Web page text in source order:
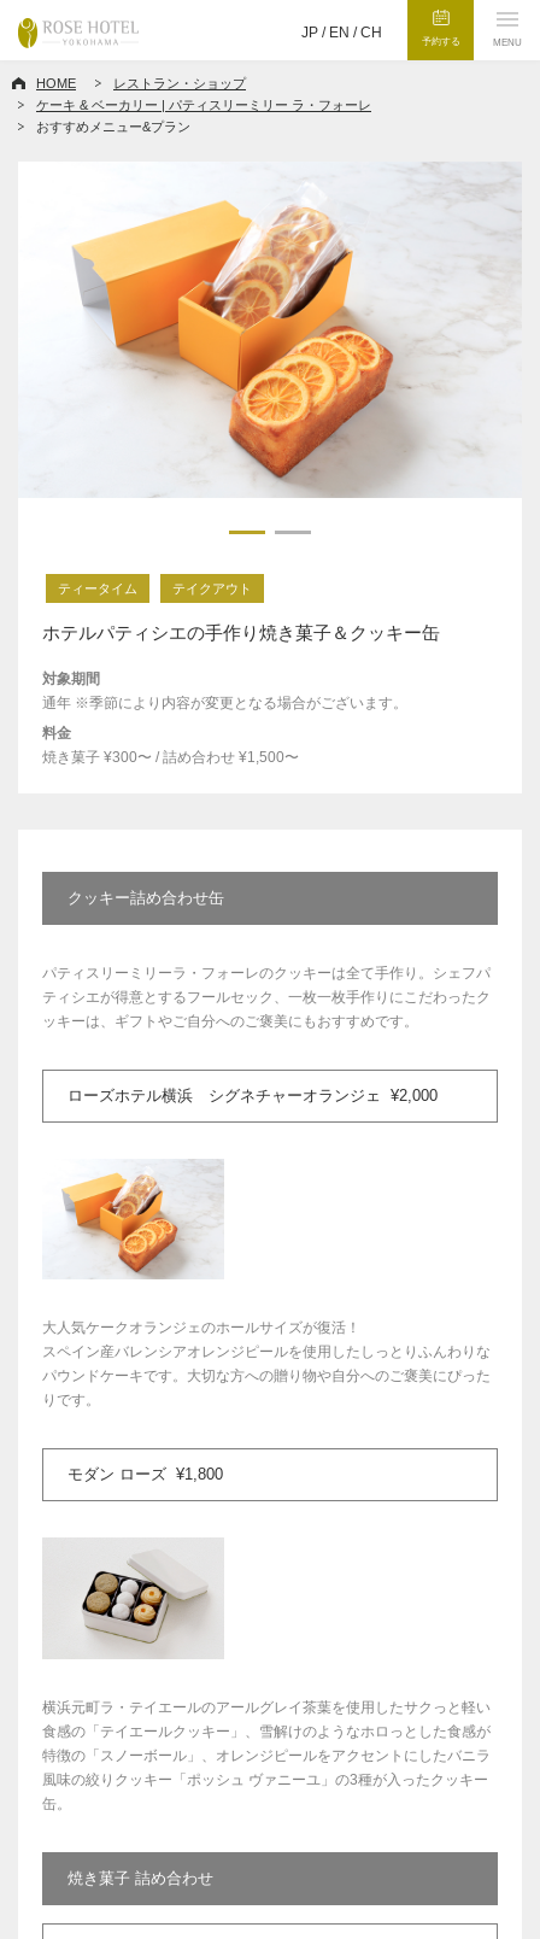
JP / EN /CH
予約する MENU
HOME
レストラン・ショップ
ケーキ & ベーカリー | パティスリーミリー ラ・フォーレ
おすすめメニュー&プラン
ティータイム テイクアウト
ホテルパティシエの手作り焼き菓子＆クッキー缶
対象期間
通年 ※季節により内容が変更となる場合がございます。
料金
焼き菓子 ¥300〜 / 詰め合わせ ¥1,500〜
クッキー詰め合わせ缶
パティスリーミリーラ・フォーレのクッキーは全て手作り。シェフパ
ティシエが得意とするフールセック、一枚一枚手作りにこだわったク
ッキーは、ギフトやご自分へのご褒美にもおすすめです。
ローズホテル横浜 シグネチャーオランジェ ¥2,000
大人気ケークオランジェのホールサイズが復活！
スペイン産バレンシアオレンジピールを使用したしっとりふんわりな
パウンドケーキです。大切な方への贈り物や自分へのご褒美にぴった
りです。
モダン ローズ ¥1,800
横浜元町ラ・テイエールのアールグレイ茶葉を使用したサクっと軽い
食感の「テイエールクッキー」、雪解けのようなホロっとした食感が
特徴の「スノーボール」、オレンジピールをアクセントにしたバニラ
風味の絞りクッキー「ポッシュ ヴァニーユ」の3種が入ったクッキー
缶。
焼き菓子 詰め合わせ